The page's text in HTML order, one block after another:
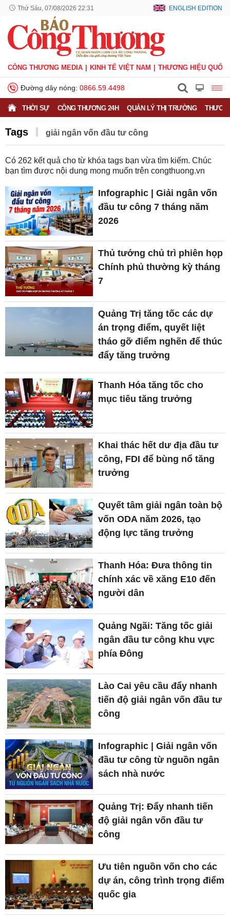
Thứ Sáu, 07/08/2026 22:31 ENGLISH EDITION
CÔNG THƯƠNG MEDIA KINH TẾ VIỆT NAM THƯƠNG HIỆU QUỐC
Đường dây nóng: 0866.59.4498
THỜI SỰ CÔNG THƯƠNG 24H QUẢN LÝ THỊ TRƯỜNG
Tags giải ngân vốn đầu tư công
Có 262 kết quả cho từ khóa tags bạn vừa tìm kiếm. Chúc
bạn tìm được nội dung mong muốn trên congthuong.vn
Infographic | Giải ngân vốn
đầu tư công 7 tháng năm
2026
Thủ tướng chủ trì phiên họp
Chính phủ thường kỳ tháng
7
Quảng Trị tăng tốc các dự
án trọng điểm, quyết liệt
tháo gỡ điểm nghẽn để thúc
đẩy tăng trưởng
Thanh Hóa tăng tốc cho
mục tiêu tăng trưởng
Khai thác hết dư địa đầu tư
công, FDI để bùng nổ tăng
trưởng
Quyết tâm giải ngân toàn bộ
vốn ODA năm 2026, tạo
động lực tăng trưởng
Thanh Hóa: Đưa thông tin
chính xác về xăng E10 đến
người dân
Quảng Ngãi: Tăng tốc giải
ngân đầu tư công khu vực
phía Đông
Lào Cai yêu cầu đẩy nhanh
tiến độ giải ngân vốn đầu tư
công
Infographic | Giải ngân vốn
đầu tư công từ nguồn ngân
sách nhà nước
Quảng Trị: Đẩy nhanh tiến
độ giải ngân vốn đầu tư
công
Ưu tiên nguồn vốn cho các
dự án, công trình trọng điểm
quốc gia